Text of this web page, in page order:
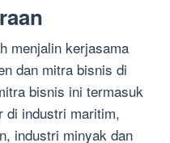
menjalin kerjasama
dan mitra bisnis di
bisnis ini termasuk
di industri maritim,
industri minyak dan